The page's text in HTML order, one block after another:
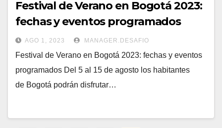
Festival de Verano en Bogotá 2023:
fechas y eventos programados
AGO 1, 2023 MANAGER.DESAFIO
Festival de Verano en Bogotá 2023: fechas y eventos
programados Del 5 al 15 de agosto los habitantes
de Bogotá podrán disfrutar…